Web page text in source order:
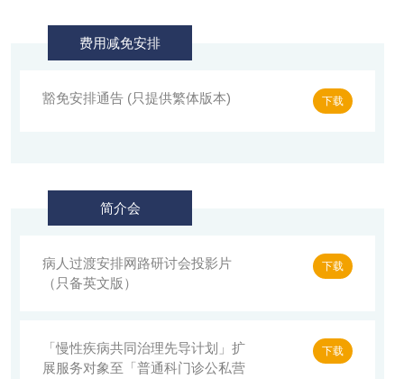
费用减免安排
豁免安排通告 (只提供繁体版本) 下载
简介会
病人过渡安排网路研讨会投影片
（只备英文版）
下载
「慢性疾病共同治理先导计划」扩
展服务对象至「普通科门诊公私营
下载